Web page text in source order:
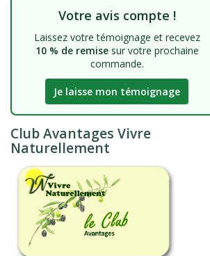
Votre avis compte !
Laissez votre témoignage et recevez
10 % de remisesur votre prochaine
commande.
Je laisse mon témoignage
Club Avantages Vivre
Naturellement